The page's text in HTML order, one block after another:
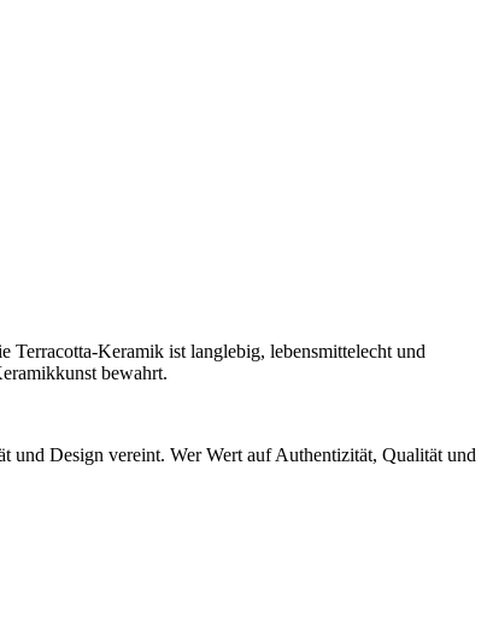
Keramik ist langlebig, lebensmittelecht und
bewahrt.
und Design vereint. Wer Wert auf Authentizität, Qualität und